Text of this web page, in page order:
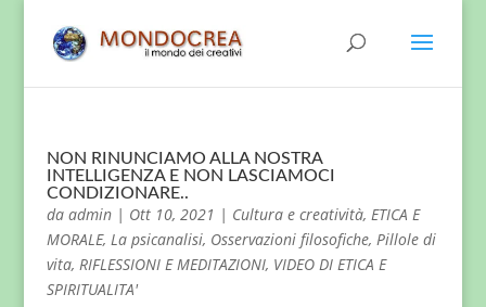
NON RINUNCIAMO ALLA NOSTRA
INTELLIGENZA E NON LASCIAMOCI
CONDIZIONARE..
da admin| Ott 10, 2021 | Cultura e creatività, ETICA E
MORALE, La psicanalisi, Osservazioni filosofiche, Pillole di
vita, RIFLESSIONI E MEDITAZIONI, VIDEO DI ETICA E
SPIRITUALITA'